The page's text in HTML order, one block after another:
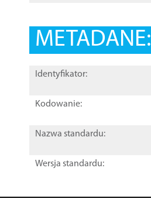
METADANE:
Identyfikator:
Kodowanie:
Nazwa standardu:
Wersja standardu: